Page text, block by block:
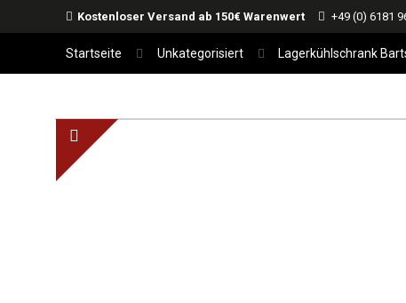
Kostenloser Versand ab 150€ Warenwert +49 (0) 6181
Startseite Unkategorisiert Lagerkühlschrank